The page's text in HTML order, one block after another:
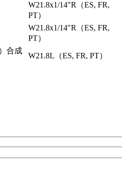
W21.8x1/14"R（ES, FR,
PT）
W21.8x1/14"R（ES, FR,
PT）
合成
W21.8L（ES, FR, PT）